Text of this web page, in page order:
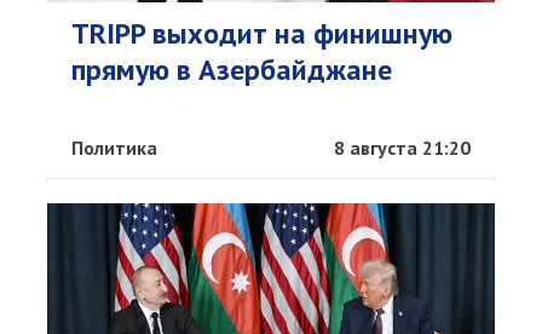
TRIPP выходит на финишную
прямую в Азербайджане
Политика 8 августа 21:20